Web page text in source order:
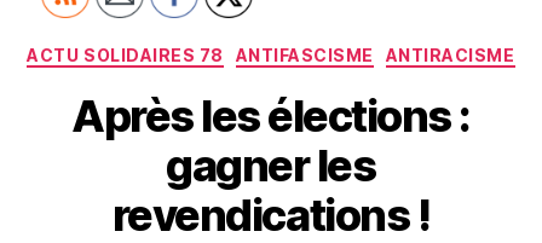
Catégories
ACTU SOLIDAIRES 78 ANTIFASCISME ANTIRACISME
Après les élections :
gagner les
revendications !